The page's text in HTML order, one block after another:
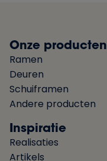
Onze producten
Ramen
Deuren
Schuiframen
Andere producten
Inspiratie
Realisaties
Artikels